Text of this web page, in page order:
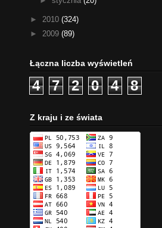
► 2010 (324)
► 2009 (89)
Łączna liczba wyświetleń
4 7 2 0 4 8
Z kraju i ze świata